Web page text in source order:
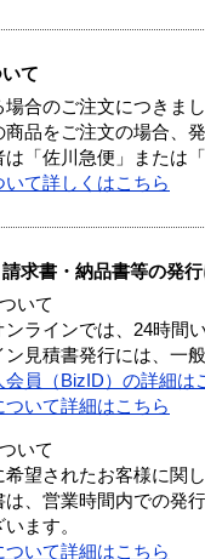
て
場合のご注文につきま
商品をご注文の場合、
「佐川急便」または
いて詳しくはこちら
求書・納品書等の発
いて
ラインでは、24時間
見積書発行には、一
会員（BizID）の詳細は
ついて詳細はこちら
いて
希望されたお客様に関
は、営業時間内での発
ます。
ついて詳細はこちら